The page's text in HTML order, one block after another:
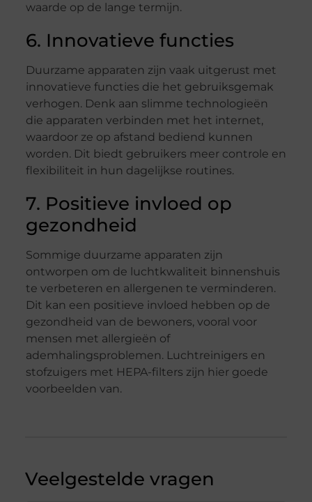
waarde op de lange termijn.
6. Innovatieve functies
Duurzame apparaten zijn vaak uitgerust met
innovatieve functies die het gebruiksgemak
verhogen. Denk aan slimme technologieën
die apparaten verbinden met het internet,
waardoor ze op afstand bediend kunnen
worden. Dit biedt gebruikers meer controle en
flexibiliteit in hun dagelijkse routines.
7. Positieve invloed op
gezondheid
Sommige duurzame apparaten zijn
ontworpen om de luchtkwaliteit binnenshuis
te verbeteren en allergenen te verminderen.
Dit kan een positieve invloed hebben op de
gezondheid van de bewoners, vooral voor
mensen met allergieën of
ademhalingsproblemen. Luchtreinigers en
stofzuigers met HEPA-filters zijn hier goede
voorbeelden van.
Veelgestelde vragen